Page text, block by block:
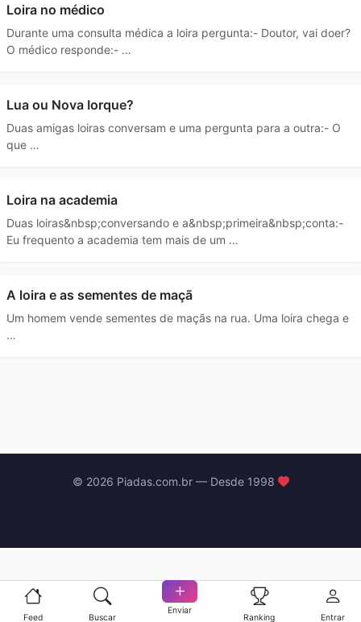
Loira no médico
Durante uma consulta médica a loira pergunta:- Doutor, vai doer?
O médico responde:- …
Lua ou Nova Iorque?
Duas amigas loiras conversam e uma pergunta para a outra:- O
que …
Loira na academia
Duas loiras&nbsp;conversando e a&nbsp;primeira&nbsp;conta:-
Eu frequento a academia tem mais de um …
A loira e as sementes de maçã
Um homem vende sementes de maçãs na rua. Uma loira chega e
…
Feed Buscar
Enviar
Ranking Entrar
© 2026 Piadas.com.br — Desde 1998